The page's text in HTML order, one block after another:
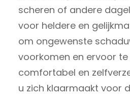
scheren of andere
voor heldere en
om ongewenste
voorkomen en ervoor
comfortabel en
u zich klaarmaakt voor